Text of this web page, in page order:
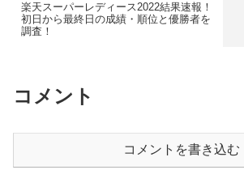
楽天スーパーレディース2022結果速報！
初日から最終日の成績・順位と優勝者を
調査！
コメント
コメントを書き込む